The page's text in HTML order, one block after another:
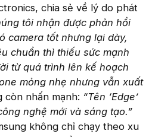
chia sẻ về lý do phát
tôi nhận được phản hồi
camera tốt nhưng lại dày,
chuẩn thì thiếu sức mạnh
từ quá trình lên kế hoạch
mỏng nhẹ nhưng vẫn xuất
còn nhấn mạnh: “Tên ‘Edge’
nghệ mới và sáng tạo.”
không chỉ chạy theo xu